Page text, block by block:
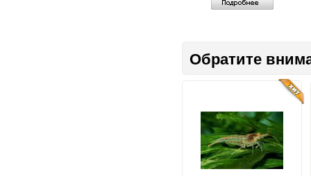
Обратите